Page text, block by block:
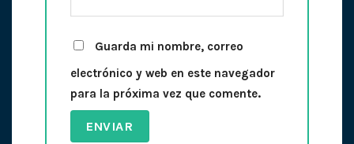
Guarda mi nombre, correo
electrónico y web en este navegador
para la próxima vez que comente.